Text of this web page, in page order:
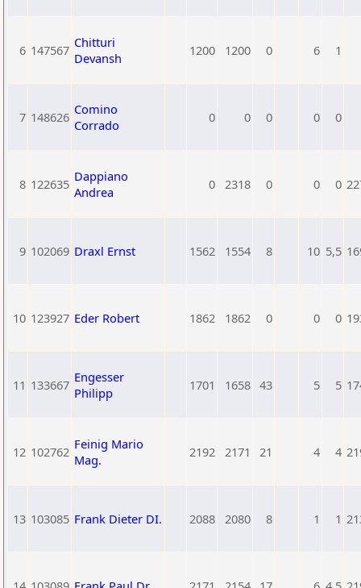
6 147567 Chitturi
Devansh
1200 1200 0 6 1
7 148626 Comino
Corrado
0 0 0 0 0
8 122635 Dappiano
Andrea
0 2318 0 0 0
9 102069 Draxl Ernst 1562 1554 8 10 5,5
10 123927 Eder Robert 1862 1862 0 0 0
11 133667 Engesser
Philipp
1701 1658 43 5 5
12 102762 Feinig Mario
Mag.
2192 2171 21 4 4
13 103085 Frank Dieter DI. 2088 2080 8 1 1